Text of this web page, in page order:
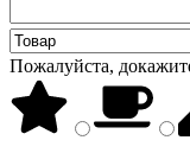
Пожалуйста,